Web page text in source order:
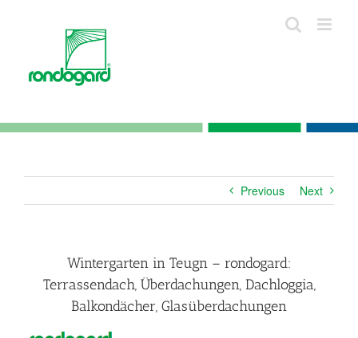
Previous Next
Wintergarten in Teugn – rondogard:
Terrassendach, Überdachungen, Dachloggia,
Balkondächer, Glasüberdachungen